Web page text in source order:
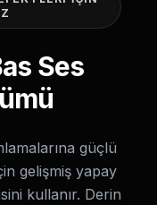
Ses
güçlü
gelişmiş yapay
kullanır. Derin